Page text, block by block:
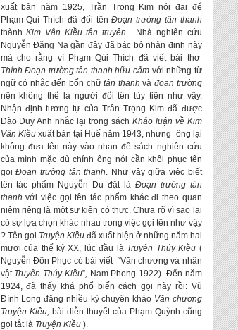
xuất bản năm 1925, Trần Trọng Kim nói đại để
Phạm Quí Thích đã đổi tênĐoạn trường tân thanh
thànhKim Vân Kiều tân truyện. Nhà nghiên cứu
Nguyễn Đăng Na gần đây đã bác bỏ nhận định này
mà cho rằng vì Phạm Qúi Thích đã viết bài thơ
Thính Đoạn trường tân thanh hữu cảmvới những từ
ngữ có nhắc đến bốn chữtân thanh vàđoạn trường
nên không thể là người đổi tên tùy tiện như vậy.
Nhận định tương tự của Trần Trọng Kim đã được
Đào Duy Anh nhắc lại trong sách Khảo luận về Kim
Vân Kiều xuất bản tại Huế năm 1943, nhưng ông lại
không đưa tên này vào nhan đề sách nghiên cứu
của mình mặc dù chính ông nói cần khôi phục tên
gọiĐoạn trường tân thanh. Như vậy giữa việc biết
tên tác phẩm Nguyễn Du đặt là Đoạn trường tân
thanhvới việc gọi tên tác phẩm khác đi theo quan
niệm riêng là một sự kiện có thực. Chưa rõ vì sao lại
có sự lựa chọn khác nhau trong việc gọi tên như vậy
? Tên gọi Truyện Kiều đã xuất hiện ở những năm hai
mươi của thế kỷ XX, lúc đầu là Truyện Thúy Kiều (
Nguyễn Đôn Phục có bài viết “Văn chương và nhân
vật Truyện Thúy Kiều”, Nam Phong 1922). Đến năm
1924, đã thấy khá phổ biến cách gọi này rồi: Vũ
Đình Long đăng nhiều kỳ chuyên khảo Văn chương
Truyện Kiều, bài diễn thuyết của Phạm Quỳnh cũng
gọi tắt là Truyện Kiều ).